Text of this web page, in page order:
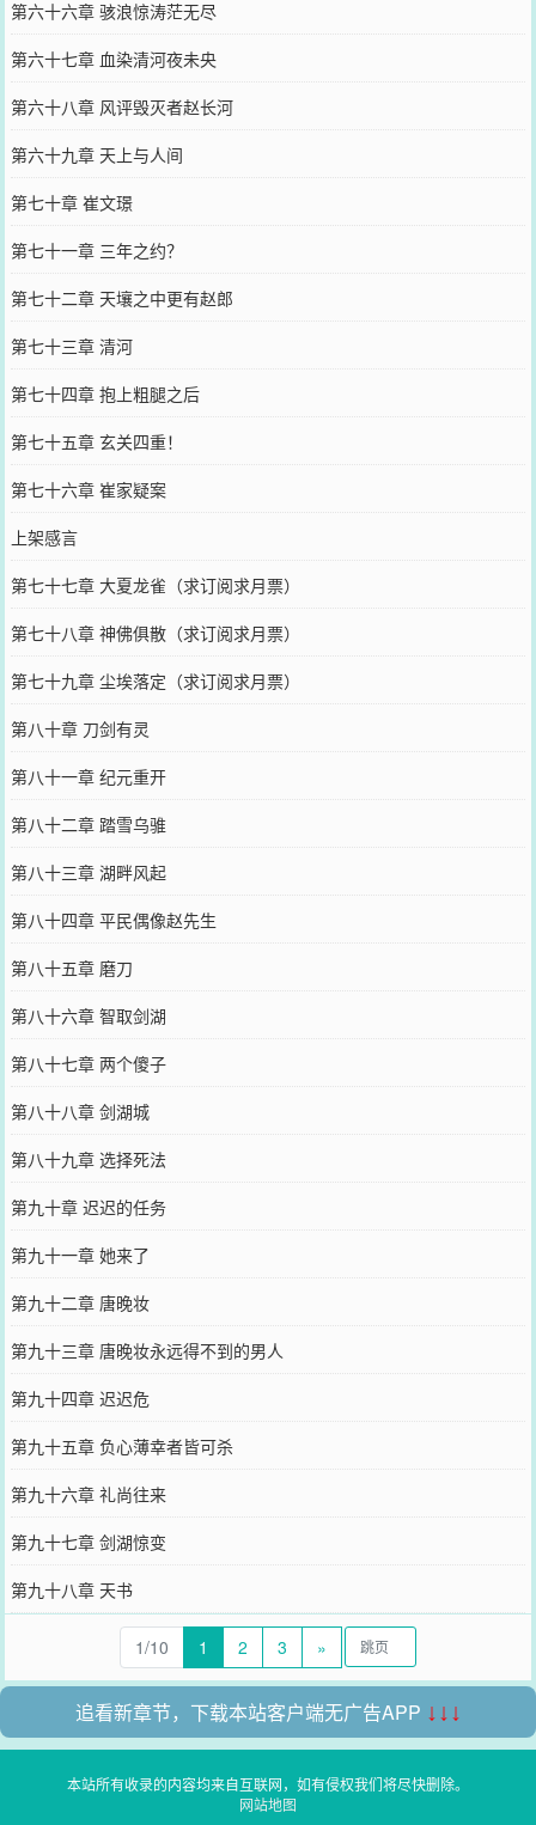
第六十六章 骇浪惊涛茫无尽
第六十七章 血染清河夜未央
第六十八章 风评毁灭者赵长河
第六十九章 天上与人间
第七十章 崔文璟
第七十一章 三年之约？
第七十二章 天壤之中更有赵郎
第七十三章 清河
第七十四章 抱上粗腿之后
第七十五章 玄关四重！
第七十六章 崔家疑案
上架感言
第七十七章 大夏龙雀（求订阅求月票）
第七十八章 神佛俱散（求订阅求月票）
第七十九章 尘埃落定（求订阅求月票）
第八十章 刀剑有灵
第八十一章 纪元重开
第八十二章 踏雪乌骓
第八十三章 湖畔风起
第八十四章 平民偶像赵先生
第八十五章 磨刀
第八十六章 智取剑湖
第八十七章 两个傻子
第八十八章 剑湖城
第八十九章 选择死法
第九十章 迟迟的任务
第九十一章 她来了
第九十二章 唐晚妆
第九十三章 唐晚妆永远得不到的男人
第九十四章 迟迟危
第九十五章 负心薄幸者皆可杀
第九十六章 礼尚往来
第九十七章 剑湖惊变
第九十八章 天书
1/10 1 2 3 »
追看新章节，下载本站客户端无广告APP ↓↓↓
本站所有收录的内容均来自互联网，如有侵权我们将尽快删除。
网站地图